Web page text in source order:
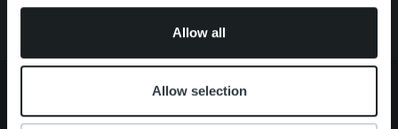
Allow all
Allow selection